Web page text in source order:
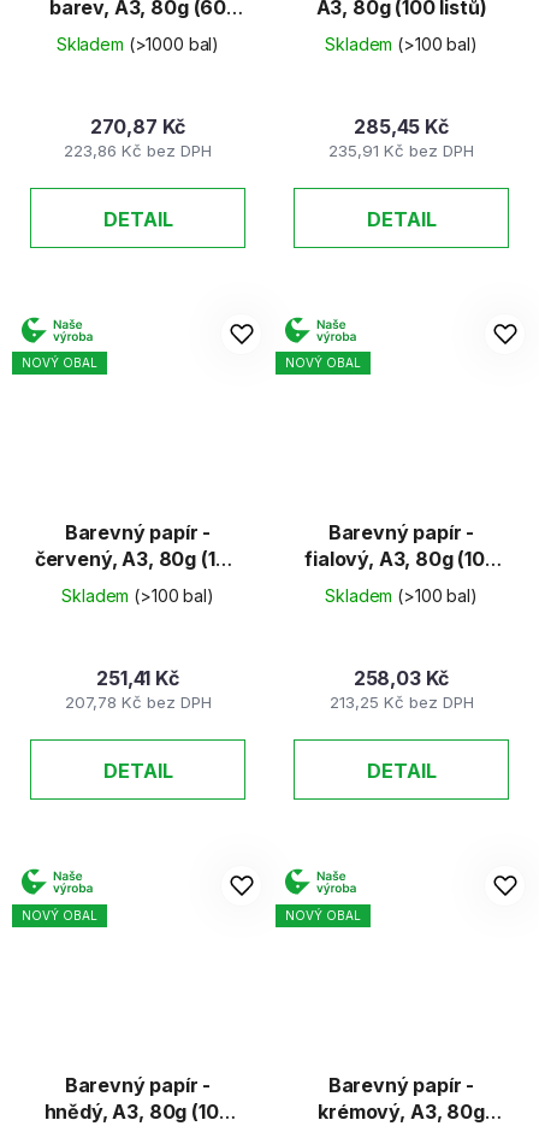
barev, A3, 80g (60
listů)
Skladem (>1000 bal)
223,86 Kč bez DPH
270,87 Kč
DETAIL
A3, 80g (100 listů)
Skladem (>100 bal)
235,91 Kč bez DPH
285,45 Kč
DETAIL
NOVÝ OBAL
Barevný papír -
červený, A3, 80g (100
listů)
Skladem (>100 bal)
207,78 Kč bez DPH
251,41 Kč
DETAIL
NOVÝ OBAL
Barevný papír -
fialový, A3, 80g (100
listů)
Skladem (>100 bal)
213,25 Kč bez DPH
258,03 Kč
DETAIL
NOVÝ OBAL
Barevný papír -
hnědý, A3, 80g (100
NOVÝ OBAL
Barevný papír -
krémový, A3, 80g